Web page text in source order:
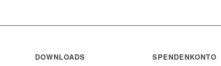
DOWNLOADS SPENDENKONTO